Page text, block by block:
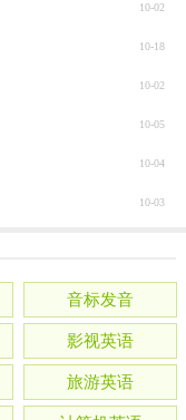
10-02
10-18
10-02
10-05
10-04
10-03
音标发音
影视英语
旅游英语